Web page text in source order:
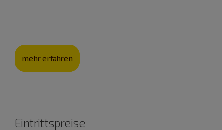
mehr erfahren
Eintrittspreise